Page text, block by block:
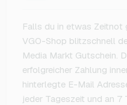
Falls du in etwas Zeitnot
VGO-Shop blitzschnell
Media Markt Gutschein.
erfolgreicher Zahlung
hinterlegte E-Mail
jeder Tageszeit und an 7